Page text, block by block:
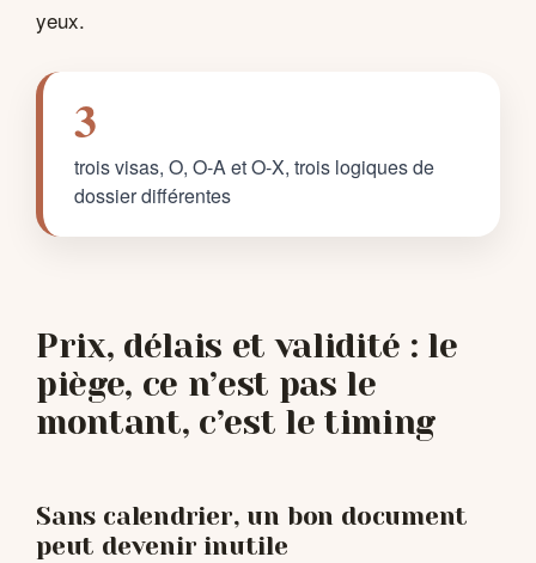
yeux.
3
trois visas, O, O-A et O-X, trois logiques de
dossier différentes
Prix, délais et validité : le
piège, ce n’est pas le
montant, c’est le timing
Sans calendrier, un bon document
peut devenir inutile